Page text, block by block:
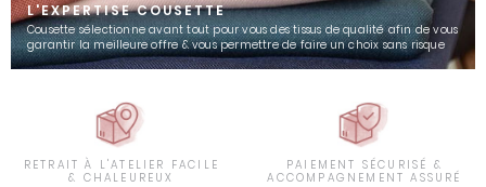
L'EXPERTISE COUSETTE
Cousette sélectionne avant tout pour vous des tissus de qualité afin de vous
garantir la meilleure offre & vous permettre de faire un choix sans risque
RETRAIT À L'ATELIER FACILE
& CHALEUREUX
PAIEMENT SÉCURISÉ &
ACCOMPAGNEMENT ASSURÉ